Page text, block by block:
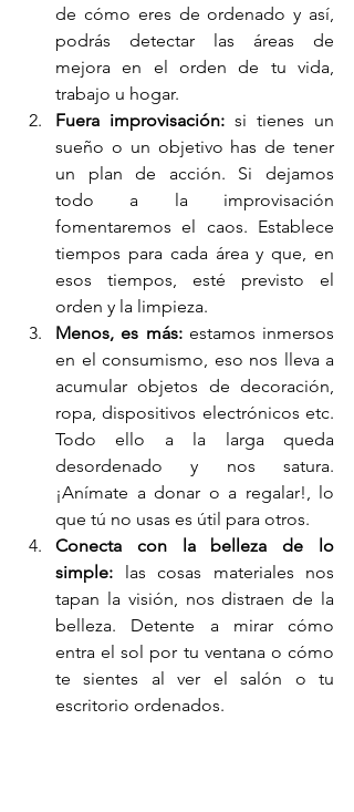
de cómo eres de ordenado y así,
podrás detectar las áreas de
mejora en el orden de tu vida,
trabajo u hogar.
Fuera improvisación: si tienes un
sueño o un objetivo has de tener
un plan de acción. Si dejamos
todo a la improvisación
fomentaremos el caos. Establece
tiempos para cada área y que, en
esos tiempos, esté previsto el
orden y la limpieza.
Menos, es más: estamos inmersos
en el consumismo, eso nos lleva a
acumular objetos de decoración,
ropa, dispositivos electrónicos etc.
Todo ello a la larga queda
desordenado y nos satura.
¡Anímate a donar o a regalar!, lo
que tú no usas es útil para otros.
Conecta con la belleza de lo
simple: las cosas materiales nos
tapan la visión, nos distraen de la
belleza. Detente a mirar cómo
entra el sol por tu ventana o cómo
te sientes al ver el salón o tu
escritorio ordenados.